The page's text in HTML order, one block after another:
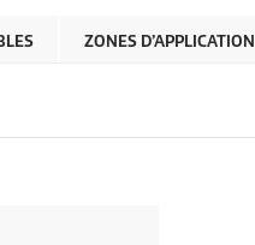
ZONES D’APPLICATION